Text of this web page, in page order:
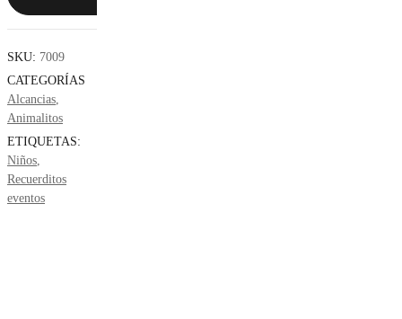
SKU: 7009
CATEGORÍAS
Alcancias
Animalitos
ETIQUETAS:
Niños
Recuerditos
eventos